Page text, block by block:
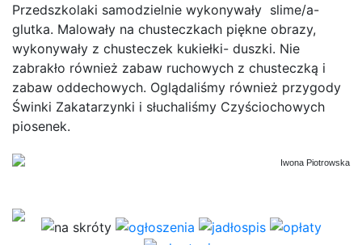
Przedszkolaki samodzielnie wykonywały slime/a-
glutka. Malowały na chusteczkach piękne obrazy,
wykonywały z chusteczek kukiełki- duszki. Nie
zabrakło również zabaw ruchowych z chusteczką i
zabaw oddechowych. Oglądaliśmy również przygody
Świnki Zakatarzynki i słuchaliśmy Czyściochowych
piosenek.
Iwona Piotrowska